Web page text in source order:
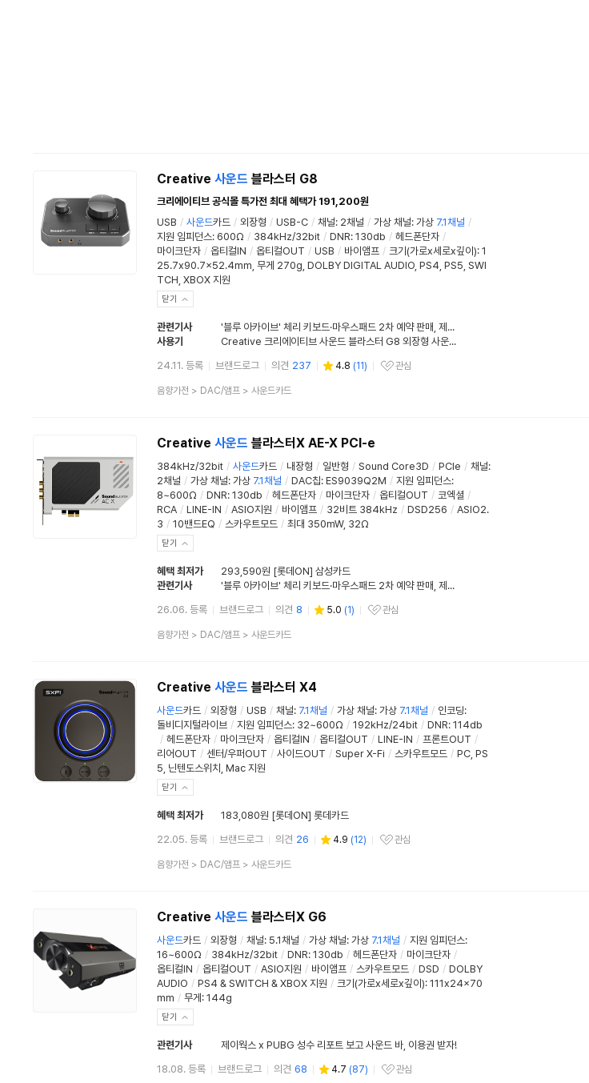
Creative 사운드 블라스터 G8
크리에이티브 공식몰 특가전 최대 혜택가 191,200원
USB / 사운드카드 / 외장형 / USB-C / 채널: 2채널 / 가상 채널: 가상 7.1채널 /
지원 임피던스: 600Ω / 384kHz/32bit / DNR: 130db / 헤드폰단자 /
마이크단자 / 옵티컬IN / 옵티컬OUT / USB / 바이앰프 / 크기(가로x세로x깊이): 1
25.7x90.7x52.4mm, 무게 270g, DOLBY DIGITAL AUDIO, PS4, PS5, SWI
TCH, XBOX 지원
닫기
관련기사
'블루 아카이브' 체리 키보드·마우스패드 2차 예약 판매, 제이웍스
사용기
Creative 크리에이티브 사운드 블라스터 G8 외장형 사운드카드
24.11. 등록
브랜드로그 의견 237 4.8 (11)
관심상품
관심
상
음향가전 > DAC/앰프> 사운드카드
Creative 사운드 블라스터X AE-X PCI-e
384kHz/32bit / 사운드카드 / 내장형 / 일반형 / Sound Core3D / PCIe / 채널:
2채널 / 가상 채널: 가상 7.1채널 / DAC칩: ES9039Q2M / 지원 임피던스:
8~600Ω / DNR: 130db / 헤드폰단자 / 마이크단자 / 옵티컬OUT / 코엑셜 /
RCA / LINE-IN / ASIO지원 / 바이앰프 / 32비트 384kHz / DSD256 / ASIO2.
3 / 10밴드EQ / 스카우트모드 / 최대 350mW, 32Ω
닫기
혜택 최저가
293,590원 [롯데ON] 삼성카드
관련기사
'블루 아카이브' 체리 키보드·마우스패드 2차 예약 판매, 제이웍스
26.06. 등록
브랜드로그 의견 8 5.0 (1)
관심상품
관심
상
음향가전 > DAC/앰프> 사운드카드
Creative 사운드 블라스터 X4
사운드카드 / 외장형 / USB / 채널: 7.1채널 / 가상 채널: 가상 7.1채널 / 인코딩:
돌비디지털라이브 / 지원 임피던스: 32~600Ω / 192kHz/24bit / DNR: 114db
/ 헤드폰단자 / 마이크단자 / 옵티컬IN / 옵티컬OUT / LINE-IN / 프론트OUT /
리어OUT / 센터/우퍼OUT / 사이드OUT / Super X-Fi / 스카우트모드 / PC, PS
5, 닌텐도스위치, Mac 지원
닫기
혜택 최저가
183,080원 [롯데ON] 롯데카드
22.05. 등록
브랜드로그 의견 26 4.9 (12)
관심상품
관심
상
음향가전 > DAC/앰프> 사운드카드
Creative 사운드 블라스터X G6
사운드카드 / 외장형 / 채널: 5.1채널 / 가상 채널: 가상 7.1채널 / 지원 임피던스:
16~600Ω / 384kHz/32bit / DNR: 130db / 헤드폰단자 / 마이크단자 /
옵티컬IN / 옵티컬OUT / ASIO지원 / 바이앰프 / 스카우트모드 / DSD / DOLBY
AUDIO / PS4 & SWITCH & XBOX 지원 / 크기(가로x세로x깊이): 111x24x70
mm / 무게: 144g
닫기
관련기사
제이웍스 x PUBG 성수 리포트 보고 사운드 바, 이용권 받자!
18.08. 등록
브랜드로그 의견 68 4.7 (87)
관심상품
관심